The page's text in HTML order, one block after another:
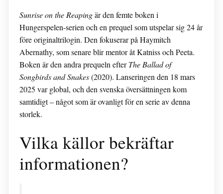
Sunrise on the Reapingär den femte boken i
Hungerspelen-serien och en prequel som utspelar sig 24 år
före originaltrilogin. Den fokuserar på Haymitch
Abernathy, som senare blir mentor åt Katniss och Peeta.
Boken är den andra prequeln efterThe Ballad of
Songbirds and Snakes(2020). Lanseringen den 18 mars
2025 var global, och den svenska översättningen kom
samtidigt – något som är ovanligt för en serie av denna
storlek.
Vilka källor bekräftar
informationen?